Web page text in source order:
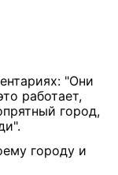
"Они
работает,
город,
городу и